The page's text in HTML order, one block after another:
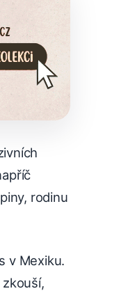
rodinu
v Mexiku.